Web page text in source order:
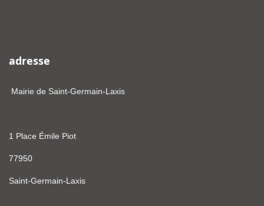
adresse
Mairie de Saint-Germain-Laxis
1 Place Émile Piot
77950
Saint-Germain-Laxis